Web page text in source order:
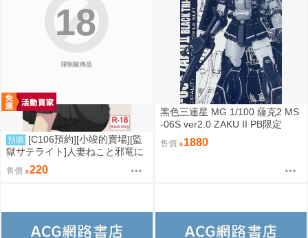
限制級商品
18
預購 [C106預約][小竣的賣場][監
獄サテライト]人妻ねこと邪竜に
ゃ 同人誌id=3191266
售價 220
黑色三連星 MG 1/100 薩克2 MS
-06S ver2.0 ZAKU II PB限定
售價 1880